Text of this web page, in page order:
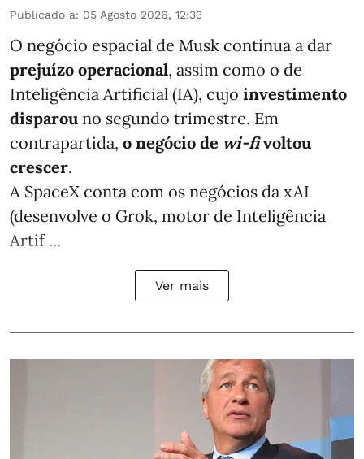
Publicado a: 05 Agosto 2026, 12:33
O negócio espacial de Musk continua a dar
prejuízo operacional, assim como o de
Inteligência Artificial (IA), cujo investimento
disparou no segundo trimestre. Em
contrapartida, o negócio de wi-fivoltou
crescer.
A SpaceX conta com os negócios da xAI
(desenvolve o Grok, motor de Inteligência
Artif ...
Ver mais